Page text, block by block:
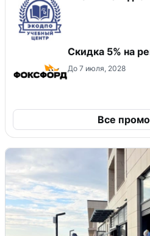
Скидка 5% на
До 7 июля, 2028
Все